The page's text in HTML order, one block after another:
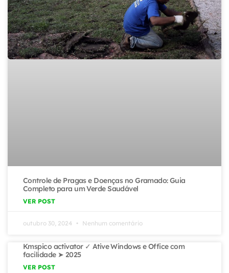
Controle de Pragas e Doenças no Gramado: Guia
Completo para um Verde Saudável
VER POST
outubro 30, 2024 Nenhum comentário
Kmspico activator ✓ Ative Windows e Office com
facilidade ➤ 2025
VER POST